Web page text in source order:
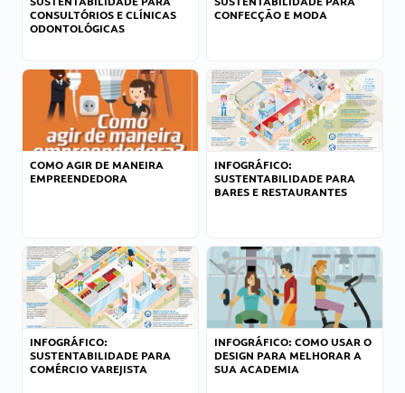
CONSULTÓRIOS E CLÍNICAS
ODONTOLÓGICAS
CONFECÇÃO E MODA
COMO AGIR DE MANEIRA
EMPREENDEDORA
INFOGRÁFICO:
SUSTENTABILIDADE PARA
BARES E RESTAURANTES
INFOGRÁFICO:
SUSTENTABILIDADE PARA
COMÉRCIO VAREJISTA
INFOGRÁFICO: COMO USAR O
DESIGN PARA MELHORAR A
SUA ACADEMIA